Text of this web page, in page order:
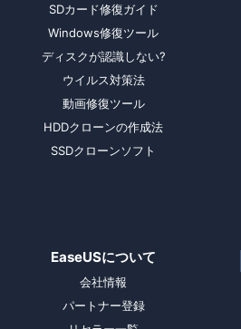
SDカード修復ガイド
Windows修復ツール
ディスクが認識しない?
ウイルス対策法
動画修復ツール
HDDクローンの作成法
SSDクローンソフト
EaseUSについて
会社情報
パートナー登録